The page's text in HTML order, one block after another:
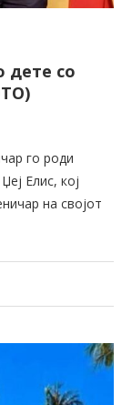
дете со
го роди
Елис, кој
на својот